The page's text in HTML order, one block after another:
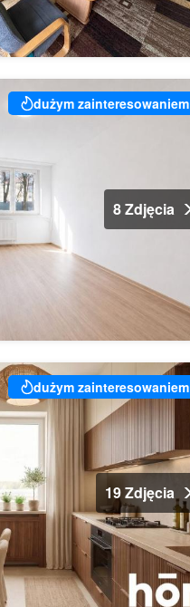
dużym zainteresowaniem
8 Zdjęcia
dużym zainteresowaniem
19 Zdjęcia